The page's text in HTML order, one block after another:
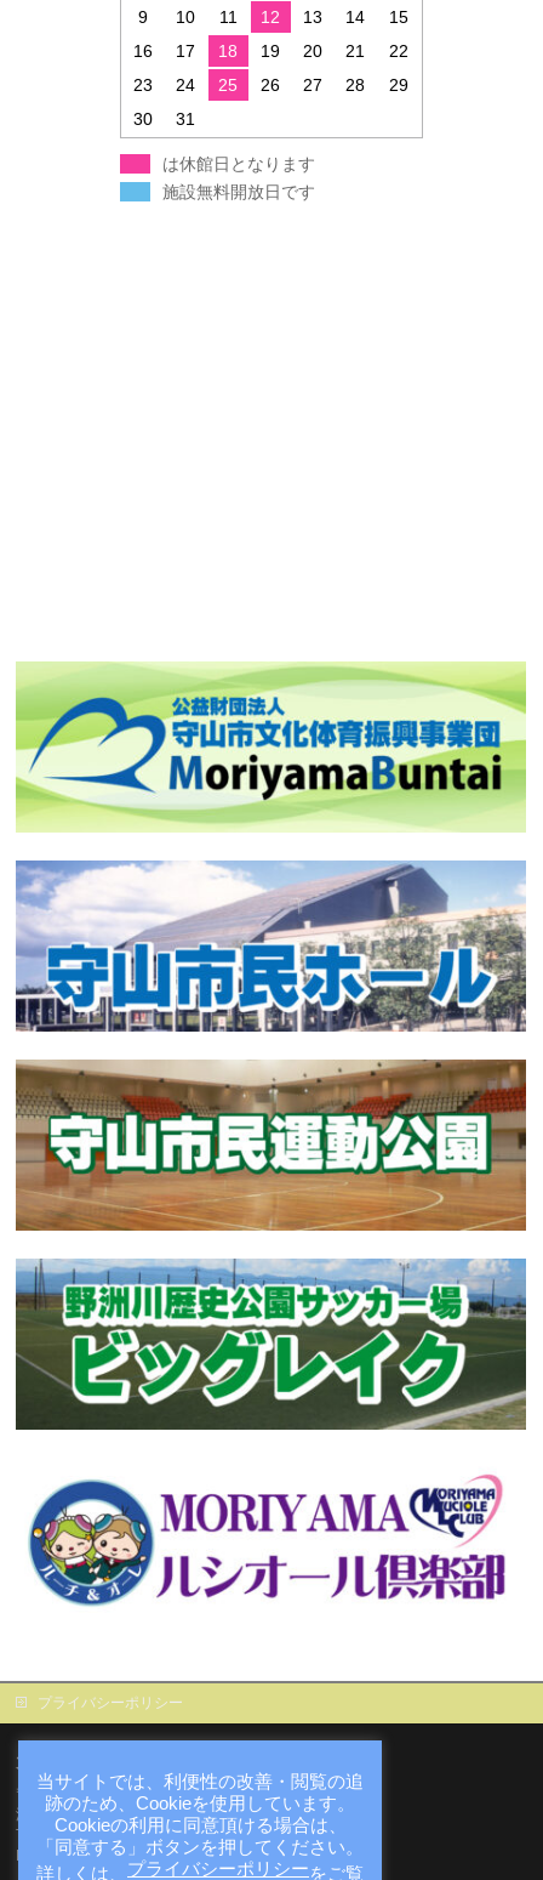
9
10 11 12 13 14
15
16
17 18 19 20 21
22
23
24 25 26 27 28
29
30
31
は休館日となります
施設無料開放日です
プライバシーポリシー
大庄屋諏訪家屋敷
〒524-0061
滋賀県守山市赤野井町171番地の1
TEL : 077-516-8160
FAX : 077-516-8316
当サイトでは、利便性の改善・閲覧の追
跡のため、Cookieを使用しています。
Cookieの利用に同意頂ける場合は、
「同意する」ボタンを押してください。
詳しくは、 プライバシーポリシーをご覧